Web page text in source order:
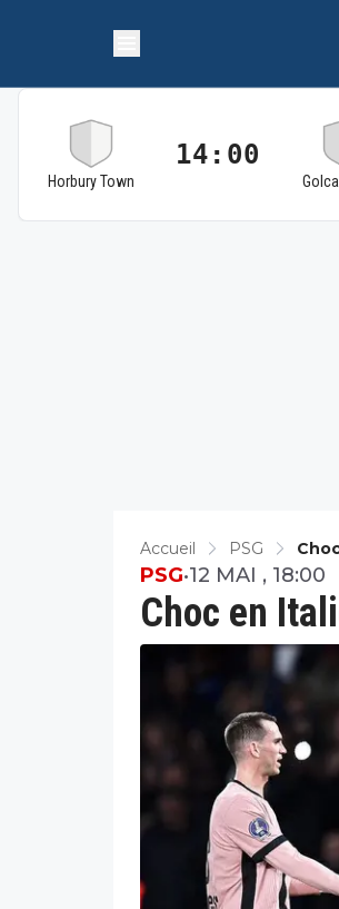
Horbury Town
14:00
Accueil PSG
Choc en
PSG•12 MAI , 18:00